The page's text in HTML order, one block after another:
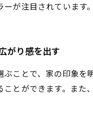
ーが注目されています。
がり感を出す
ぶことで、家の印象を
ことができます。また